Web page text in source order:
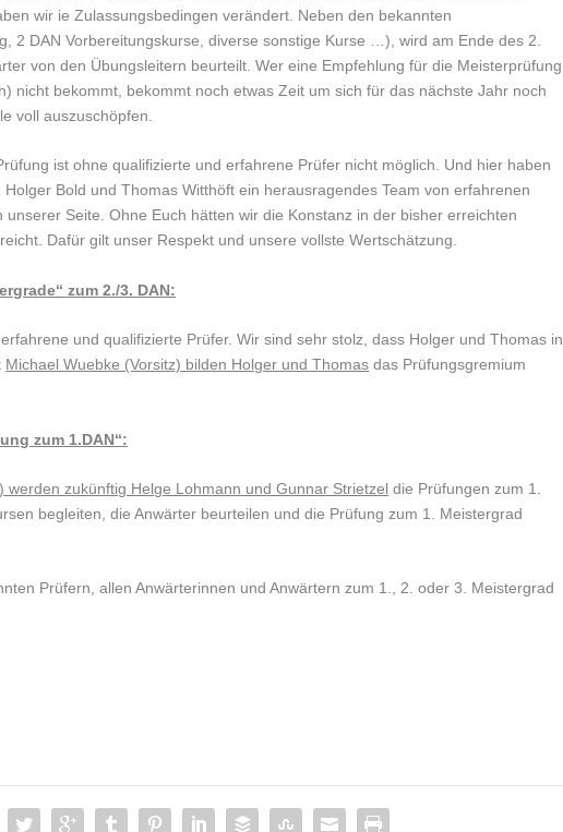
wir ie Zulassungsbedingen verändert. Neben den bekannten
2 DAN Vorbereitungskurse, diverse sonstige Kurse …), wird am Ende des 2.
von den Übungsleitern beurteilt. Wer eine Empfehlung für die Meisterprüfung
nicht bekommt, bekommt noch etwas Zeit um sich für das nächste Jahr noch
voll auszuschöpfen.
ist ohne qualifizierte und erfahrene Prüfer nicht möglich. Und hier haben
Bold und Thomas Witthöft ein herausragendes Team von erfahrenen
Seite. Ohne Euch hätten wir die Konstanz in der bisher erreichten
Dafür gilt unser Respekt und unsere vollste Wertschätzung.
zum 2./3. DAN:
und qualifizierte Prüfer. Wir sind sehr stolz, dass Holger und Thomas in
Michael Wuebke (Vorsitz) bilden Holger und Thomas das Prüfungsgremium
zum 1.DAN“:
werden zukünftig Helge Lohmann und Gunnar Strietzel die Prüfungen zum 1.
begleiten, die Anwärter beurteilen und die Prüfung zum 1. Meistergrad
Prüfern, allen Anwärterinnen und Anwärtern zum 1., 2. oder 3. Meistergrad